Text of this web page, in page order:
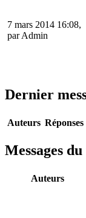
7 mars 2014 16:08,
parAdmin
Dernier
Auteurs Réponses
Messages
Auteurs